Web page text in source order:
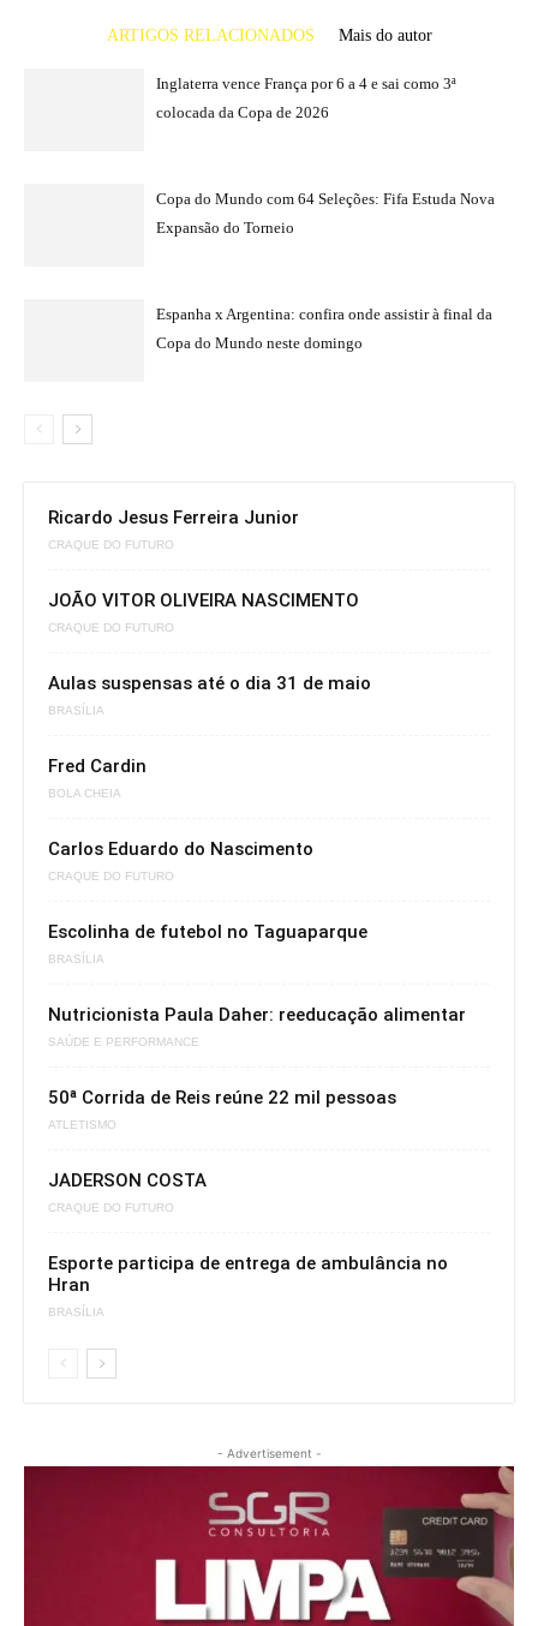
ARTIGOS RELACIONADOS Mais do autor
Inglaterra vence França por 6 a 4 e sai como 3ª
colocada da Copa de 2026
Copa do Mundo com 64 Seleções: Fifa Estuda Nova
Expansão do Torneio
Espanha x Argentina: confira onde assistir à final da
Copa do Mundo neste domingo
Ricardo Jesus Ferreira Junior
CRAQUE DO FUTURO
JOÃO VITOR OLIVEIRA NASCIMENTO
CRAQUE DO FUTURO
Aulas suspensas até o dia 31 de maio
BRASÍLIA
Fred Cardin
BOLA CHEIA
Carlos Eduardo do Nascimento
CRAQUE DO FUTURO
Escolinha de futebol no Taguaparque
BRASÍLIA
Nutricionista Paula Daher: reeducação alimentar
SAÚDE E PERFORMANCE
50ª Corrida de Reis reúne 22 mil pessoas
ATLETISMO
JADERSON COSTA
CRAQUE DO FUTURO
Esporte participa de entrega de ambulância no
Hran
BRASÍLIA
- Advertisement -